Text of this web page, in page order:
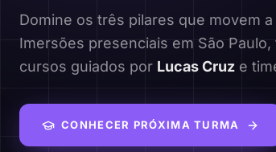
Domine os três pilares que movem
Imersões presenciais em São
cursos guiados por Lucas Cruz e
CONHECER PRÓXIMA TURMA